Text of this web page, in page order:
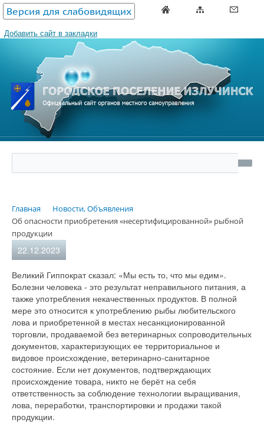
Версия для слабовидящих
Добавить сайт в закладки
Главная
Новости, Объявления
Об опасности приобретения «несертифицированной» рыбной
продукции
22.12.2023
Великий Гиппократ сказал: «Мы есть то, что мы едим».
Болезни человека - это результат неправильного питания, а
также употребления некачественных продуктов. В полной
мере это относится к употреблению рыбы любительского
лова и приобретенной в местах несанкционированной
торговли, продаваемой без ветеринарных сопроводительных
документов, характеризующих ее территориальное и
видовое происхождение, ветеринарно-санитарное
состояние. Если нет документов, подтверждающих
происхождение товара, никто не берёт на себя
ответственность за соблюдение технологии выращивания,
лова, переработки, транспортировки и продажи такой
продукции.